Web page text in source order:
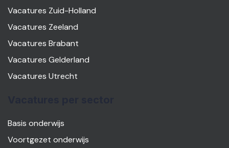
Vacatures Zuid-Holland
Vacatures Zeeland
Vacatures Brabant
Vacatures Gelderland
Vacatures Utrecht
Basis onderwijs
Voortgezet onderwijs